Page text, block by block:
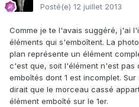
Posté(e) 12 juillet 2013
Comme je te l'avais suggéré, j'ai
éléments qui s'emboîtent. La
plan représente un élément
c'est que, soit l'élément n'est pas
emboîtés dont 1 est incomplet.
dirait que le morceau cassé
élément emboîté sur le 1er.